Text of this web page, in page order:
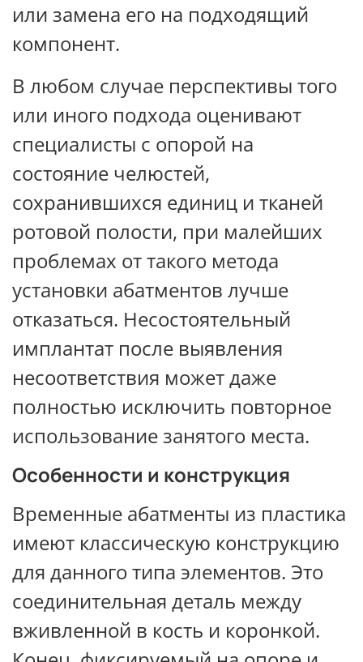
или замена его на подходящий
компонент.
В любом случае перспективы того
или иного подхода оценивают
специалисты с опорой на
состояние челюстей,
сохранившихся единиц и тканей
ротовой полости, при малейших
проблемах от такого метода
установки абатментов лучше
отказаться. Несостоятельный
имплантат после выявления
несоответствия может даже
полностью исключить повторное
использование занятого места.
Особенности и конструкция
Временные абатменты из пластика
имеют классическую конструкцию
для данного типа элементов. Это
соединительная деталь между
вживленной в кость и коронкой.